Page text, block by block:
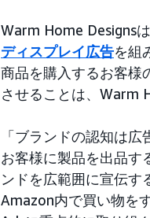
Warm Home Designs
ディスプレイ広告を組
商品を購入するお客様
させることは、Warm
「ブランドの認知は
お客様に製品を出品す
ンドを広範囲に宣伝す
Amazon内で買い物を